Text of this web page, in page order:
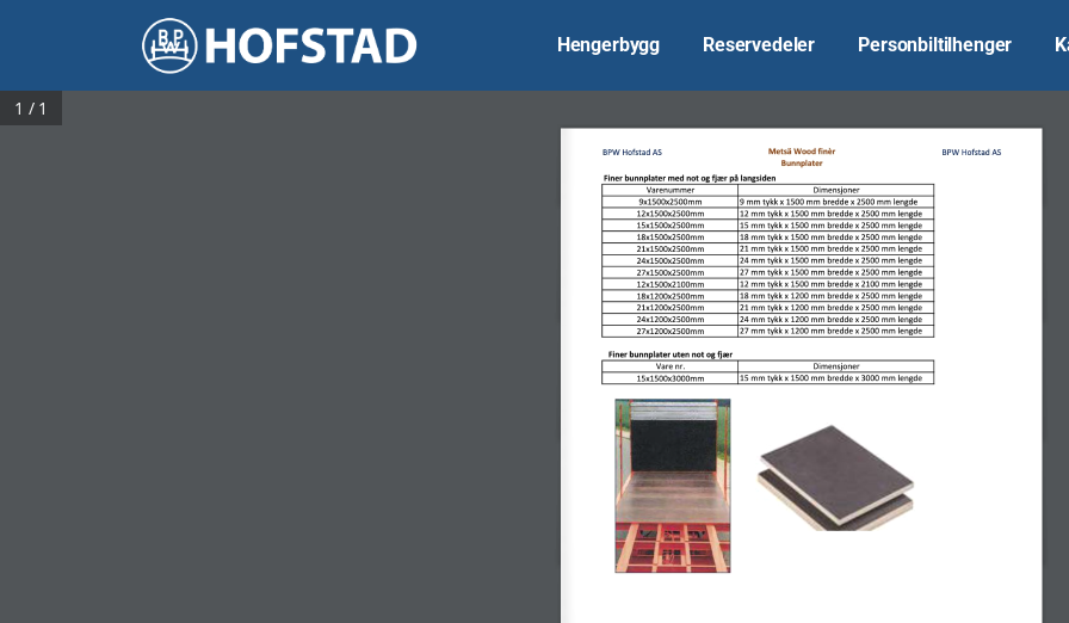
Hengerbygg Reservedeler Personbiltilhenger
BPW Hofstad AS Metsä Wood finèr
Bunnplater
BPW Hofstad AS
Finer bunnplater med not og fjær på langsiden
Varenummer
Dimensjoner
9x1500x2500mm
9 mm tykk x 1500 mm bredde x 2500 mm lengde
12x1500x2500mm
12 mm tykk x 1500 mm bredde x 2500 mm lengde
15x1500x2500mm
15 mm tykk x 1500 mm bredde x 2500 mm lengde
18x1500x2500mm
18 mm tykk x 1500 mm bredde x 2500 mm lengde
21x1500x2500mm
21 mm tykk x 1500 mm bredde x 2500 mm lengde
24x1500x2500mm
24 mm tykk x 1500 mm bredde x 2500 mm lengde
27x1500x2500mm
27 mm tykk x 1500 mm bredde x 2500 mm lengde
12x1500x2100mm
12 mm tykk x 1500 mm bredde x 2100 mm lengde
18x1200x2500mm
18 mm tykk x 1200 mm bredde x 2500 mm lengde
21x1200x2500mm
21 mm tykk x 1200 mm bredde x 2500 mm lengde
24x1200x2500mm
24 mm tykk x 1200 mm bredde x 2500 mm lengde
27x1200x2500mm
27 mm tykk x 1200 mm bredde x 2500 mm lengde
Finer bunnplater uten not og fjær
Vare nr.
Dimensjoner
15x1500x3000mm
15 mm tykk x 1500 mm bredde x 3000 mm lengde
1 / 1